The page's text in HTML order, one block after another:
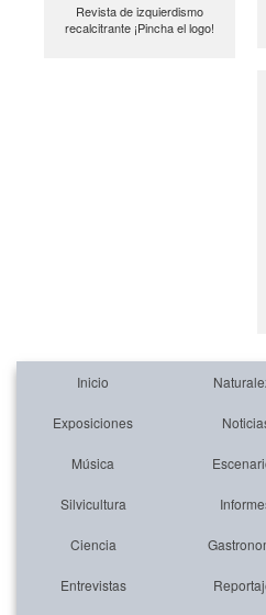
Revista de izquierdismo
recalcitrante ¡Pincha el logo!
Inicio
Exposiciones
Música
Silvicultura
Ciencia
Entrevistas